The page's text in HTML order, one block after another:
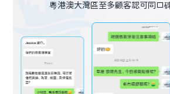
粵港澳大灣區至多顧客認可同口